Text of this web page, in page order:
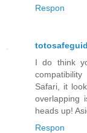
Respon
I do think
Safari, it
overlapping
heads up!
Respon